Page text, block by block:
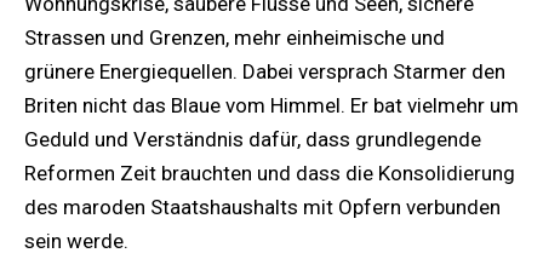
Strassen und Grenzen, mehr einheimische und
grünere Energiequellen. Dabei versprach Starmer den
Briten nicht das Blaue vom Himmel. Er bat vielmehr um
Geduld und Verständnis dafür, dass grundlegende
Reformen Zeit brauchten und dass die Konsolidierung
des maroden Staatshaushalts mit Opfern verbunden
sein werde.